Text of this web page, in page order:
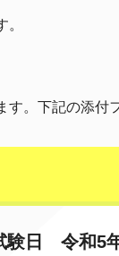
。下記の添付
験日 令和5